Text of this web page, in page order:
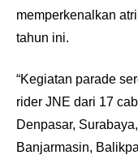
memperkenalkan
tahun ini.
“Kegiatan parade
rider JNE dari 17
Denpasar,
Banjarmasin,